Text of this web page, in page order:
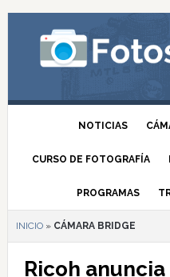
NOTICIAS
CURSO DE FOTOGRAFÍA
PROGRAMAS
INICIO» CÁMARA BRIDGE
Ricoh